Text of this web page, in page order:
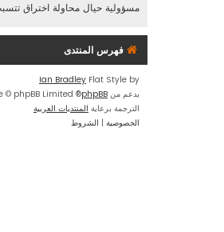
مسؤولية حيال محاولة اختراق
فهرس المنتدى
Flat Style by
Ian Bradley
بدعم من phpBB
® Forum Software © phpBB Limited
الترجمة برعاية المنتديات العربية
الخصوصية | الشروط